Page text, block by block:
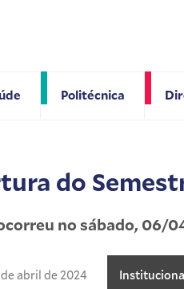
Politécnica
do
no sábado, 06/
abril de 2024